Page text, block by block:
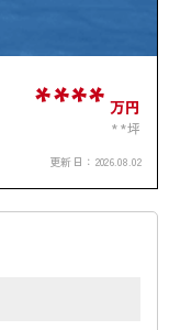
**** 万円
**坪
更新日： 2026.08.02